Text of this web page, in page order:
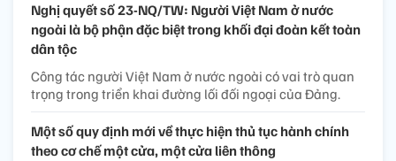
Nghị quyết số 23-NQ/TW: Người Việt Nam ở nước
ngoài là bộ phận đặc biệt trong khối đại đoàn kết toàn
dân tộc
Công tác người Việt Nam ở nước ngoài có vai trò quan
trọng trong triển khai đường lối đối ngoại của Đảng.
Một số quy định mới về thực hiện thủ tục hành chính
theo cơ chế một cửa, một cửa liên thông